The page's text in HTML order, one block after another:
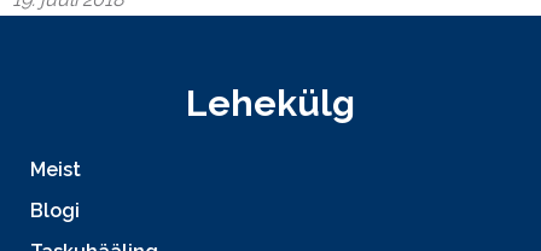
Lehekülg
Meist
Blogi